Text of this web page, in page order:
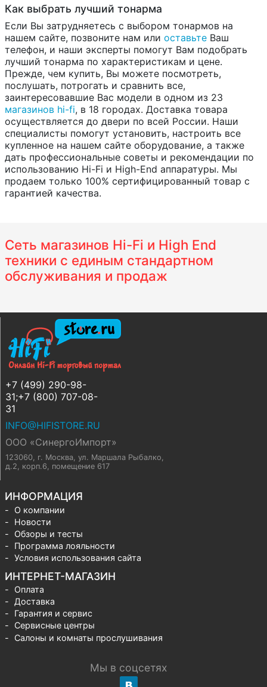
Как выбрать лучший тонарма
Если Вы затрудняетесь с выбором тонармов на
нашем сайте, позвоните нам или оставьте Ваш
телефон, и наши эксперты помогут Вам подобрать
лучший тонарма по характеристикам и цене.
Прежде, чем купить, Вы можете посмотреть,
послушать, потрогать и сравнить все,
заинтересовавшие Вас модели в одном из 23
магазинов hi-fi, в 18 городах. Доставка товара
осуществляется до двери по всей России. Наши
специалисты помогут установить, настроить все
купленное на нашем сайте оборудование, а также
дать профессиональные советы и рекомендации по
использованию Hi-Fi и High-End аппаратуры. Мы
продаем только 100% сертифицированный товар с
гарантией качества.
Сеть магазинов Hi-Fi и High End
техники с единым стандартном
обслуживания и продаж
+7 (499) 290-98-
31;+7 (800) 707-08-
31
INFO@HIFISTORE.RU
ООО «СинергоИмпорт»
123060, г. Москва, ул. Маршала Рыбалко,
д.2, корп.6, помещение 617
ИНФОРМАЦИЯ
О компании
Новости
Обзоры и тесты
Программа лояльности
Условия использования сайта
ИНТЕРНЕТ-МАГАЗИН
Оплата
Доставка
Гарантия и сервис
Сервисные центры
Салоны и комнаты прослушивания
Мы в соцсетях